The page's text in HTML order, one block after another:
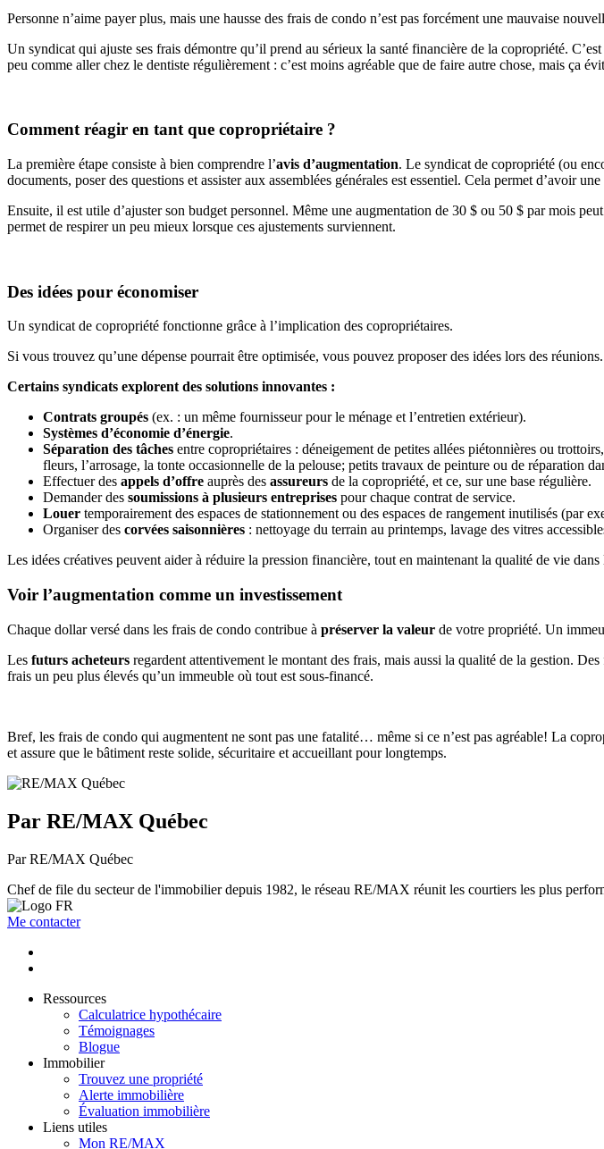
Personne n’aime payer plus, mais une hausse des frais de condo n’est pas forcément une mauvaise
Un syndicat qui ajuste ses frais démontre qu’il prend au sérieux la santé financière de la copropriété. C’est
peu comme aller chez le dentiste régulièrement : c’est moins agréable que de faire autre chose, mais ça
Comment réagir en tant que copropriétaire ?
La première étape consiste à bien comprendre l’avis d’augmentation. Le syndicat de copropriété (ou
documents, poser des questions et assister aux assemblées générales est essentiel. Cela permet d’avoir
Ensuite, il est utile d’ajuster son budget personnel. Même une augmentation de 30 $ ou 50 $ par mois
permet de respirer un peu mieux lorsque ces ajustements surviennent.
Des idées pour économiser
Un syndicat de copropriété fonctionne grâce à l’implication des copropriétaires.
Si vous trouvez qu’une dépense pourrait être optimisée, vous pouvez proposer des idées lors des réunions.
Certains syndicats explorent des solutions innovantes :
Contrats groupés (ex. : un même fournisseur pour le ménage et l’entretien extérieur).
Systèmes d’économie d’énergie.
Séparation des tâches entre copropriétaires : déneigement de petites allées piétonnières ou
fleurs, l’arrosage, la tonte occasionnelle de la pelouse; petits travaux de peinture ou de réparation
Effectuer des appels d’offre auprès des assureurs de la copropriété, et ce, sur une base régulière.
Demander des soumissions à plusieurs entreprises pour chaque contrat de service.
Louer temporairement des espaces de stationnement ou des espaces de rangement inutilisés (par
Organiser des corvées saisonnières : nettoyage du terrain au printemps, lavage des vitres
Les idées créatives peuvent aider à réduire la pression financière, tout en maintenant la qualité de vie dans
Voir l’augmentation comme un investissement
Chaque dollar versé dans les frais de condo contribue à préserver la valeur de votre propriété. Un
Les futurs acheteurs regardent attentivement le montant des frais, mais aussi la qualité de la gestion.
frais un peu plus élevés qu’un immeuble où tout est sous-financé.
Bref, les frais de condo qui augmentent ne sont pas une fatalité… même si ce n’est pas agréable! La
et assure que le bâtiment reste solide, sécuritaire et accueillant pour longtemps.
Par RE/MAX Québec
Par RE/MAX Québec
Chef de file du secteur de l'immobilier depuis 1982, le réseau RE/MAX réunit les courtiers les plus
Me contacter
Ressources
Calculatrice hypothécaire
Témoignages
Blogue
Immobilier
Trouvez une propriété
Alerte immobilière
Évaluation immobilière
Liens utiles
Mon RE/MAX